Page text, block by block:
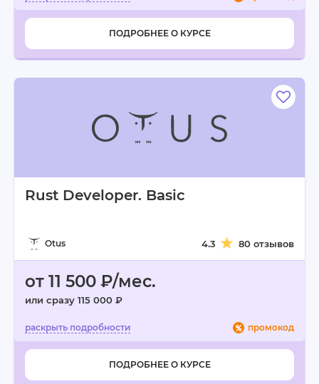
ПОДРОБНЕЕ О КУРСЕ
Rust Developer. Basic
Otus 4.3 80 отзывов
от 11 500 ₽/мес.
или сразу 115 000 ₽
промокод
ПОДРОБНЕЕ О КУРСЕ